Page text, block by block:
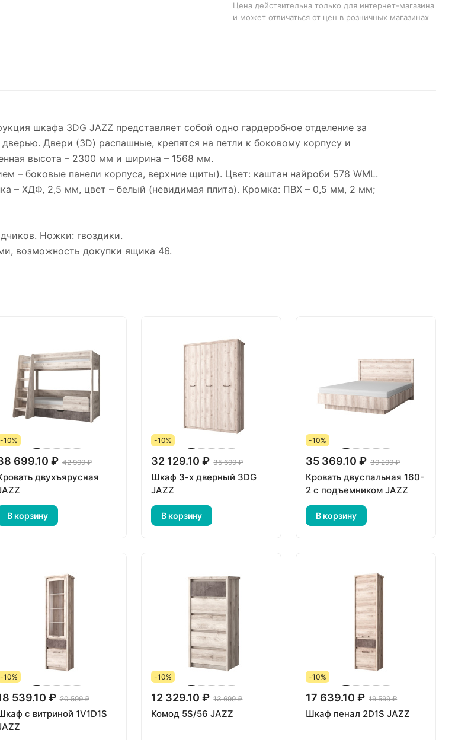
Цена действительна только для интернет-магазина
и может отличаться от цен в розничных магазинах
шкафа 3DG JAZZ представляет собой одно гардеробное отделение за
Двери (3D) распашные, крепятся на петли к боковому корпусу и
высота – 2300 мм и ширина – 1568 мм.
боковые панели корпуса, верхние щиты). Цвет: каштан найроби 578 WML.
– ХДФ, 2,5 мм, цвет – белый (невидимая плита). Кромка: ПВХ – 0,5 мм, 2 мм;
Ножки: гвоздики.
возможность докупки ящика 46.
-10%
699.10 ₽ 42 999 ₽
двухъярусная
В корзину
-10%
32 129.10 ₽ 35 699 ₽
Шкаф 3-х дверный 3DG
JAZZ
В корзину
-10%
35 369.10 ₽ 39 299 ₽
Кровать двуспальная 160-
2 с подъемником JAZZ
В корзину
-10%
539.10 ₽ 20 599 ₽
с витриной 1V1D1S
-10%
12 329.10 ₽ 13 699 ₽
Комод 5S/56 JAZZ
-10%
17 639.10 ₽ 19 599 ₽
Шкаф пенал 2D1S JAZZ